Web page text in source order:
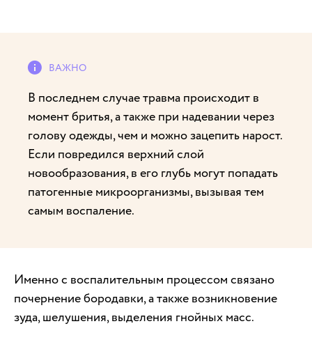
В последнем случае травма происходит в
момент бритья, а также при надевании через
голову одежды, чем и можно зацепить нарост.
Если повредился верхний слой
новообразования, в его глубь могут попадать
патогенные микроорганизмы, вызывая тем
самым воспаление.
Именно с воспалительным процессом связано
почернение бородавки, а также возникновение
зуда, шелушения, выделения гнойных масс.